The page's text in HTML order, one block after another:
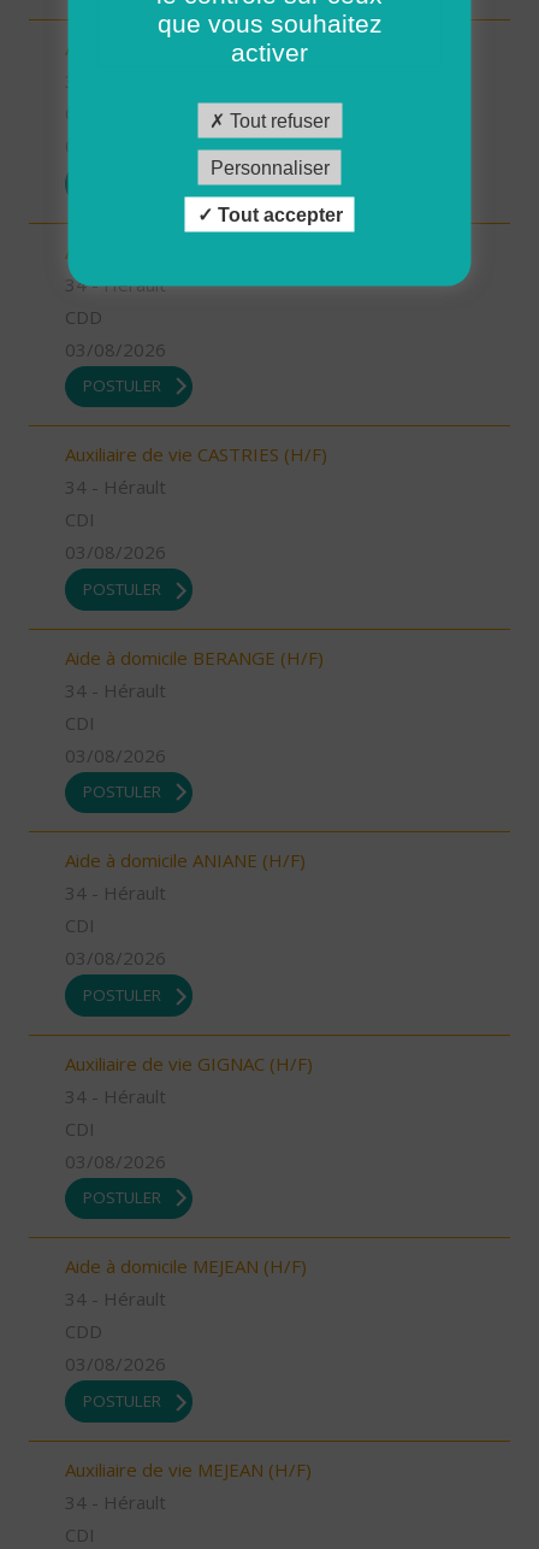
Auxiliaire de vie GANGES (H/F)
Aide à domicile CASTRIES (H/F)
34 - Hérault
CDD
03/08/2026
POSTULER
Auxiliaire de vie CASTRIES (H/F)
34 - Hérault
CDI
03/08/2026
POSTULER
Aide à domicile BERANGE (H/F)
34 - Hérault
CDI
03/08/2026
POSTULER
Aide à domicile ANIANE (H/F)
34 - Hérault
CDI
03/08/2026
POSTULER
Auxiliaire de vie GIGNAC (H/F)
34 - Hérault
CDI
03/08/2026
POSTULER
Aide à domicile MEJEAN (H/F)
34 - Hérault
CDD
03/08/2026
POSTULER
Auxiliaire de vie MEJEAN (H/F)
34 - Hérault
CDI
que vous souhaitez
activer
Tout refuser
Personnaliser
Tout accepter